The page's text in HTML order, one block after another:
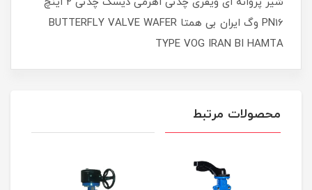
PN16 وگ ایران بی همتا BUTTERFLY VALVE WAFER
TYPE VOG IRAN BI HAMTA
محصولات مرتبط